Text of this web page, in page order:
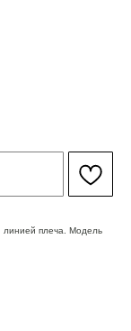
линией плеча. Модель